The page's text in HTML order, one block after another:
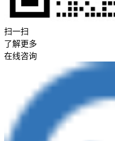
扫一扫
了解更多
在线咨询